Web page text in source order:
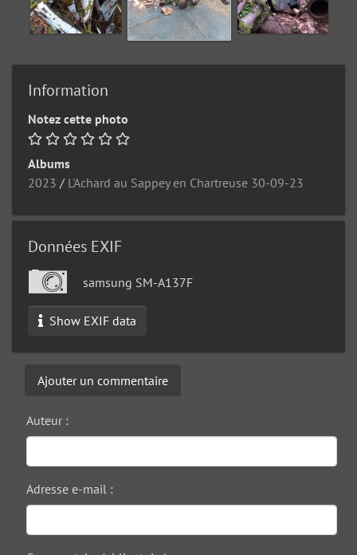
Information
Notez cette photo
Albums
2023 / L'Achard au Sappey en Chartreuse 30-09-23
Données EXIF
samsung SM-A137F
Show EXIF data
Ajouter un commentaire
Auteur :
Adresse e-mail :